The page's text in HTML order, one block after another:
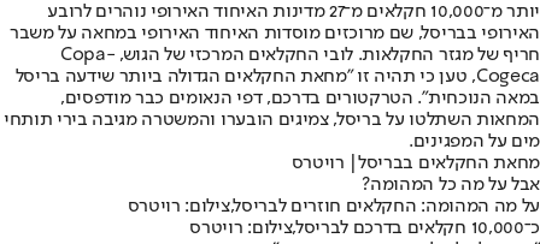
יותר מ־10,000 חקלאים מ־27 מדינות האיחוד האירופי נוהרים לרובע
האירופי בבריסל, שם מרוכזים מוסדות האיחוד האירופי במחאה על משבר
חריף של מגזר החקלאות. לובי החקלאים המרכזי של הגוש, Copa-
Cogeca, טען כי תהיה זו "מחאת החקלאים הגדולה ביותר שידעה בריסל
במאה הנוכחית". הטרקטורים בדרכם, דפי הנאומים כבר מודפסים,
המחאות השתלטו על בריסל, צמיגים הובערו והמשטרה מגיבה בירי תותחי
מים על המפגינים.
מחאת החקלאים בבריסל| רויטרס
אבל על מה כל המהומה?
על מה המהומה: החקלאים חוזרים לבריסל,צילום: רויטרס
כ־10,000 חקלאים בדרכם לבריסל,צילום: רויטרס